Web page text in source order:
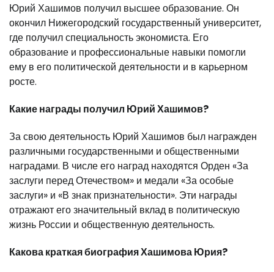
Юрий Хашимов получил высшее образование. Он
окончил Нижегородский государственный университет,
где получил специальность экономиста. Его
образование и профессиональные навыки помогли
ему в его политической деятельности и в карьерном
росте.
Какие награды получил Юрий Хашимов?
За свою деятельность Юрий Хашимов был награжден
различными государственными и общественными
наградами. В числе его наград находятся Орден «За
заслуги перед Отечеством» и медали «За особые
заслуги» и «В знак признательности». Эти награды
отражают его значительный вклад в политическую
жизнь России и общественную деятельность.
Какова краткая биография Хашимова Юрия?